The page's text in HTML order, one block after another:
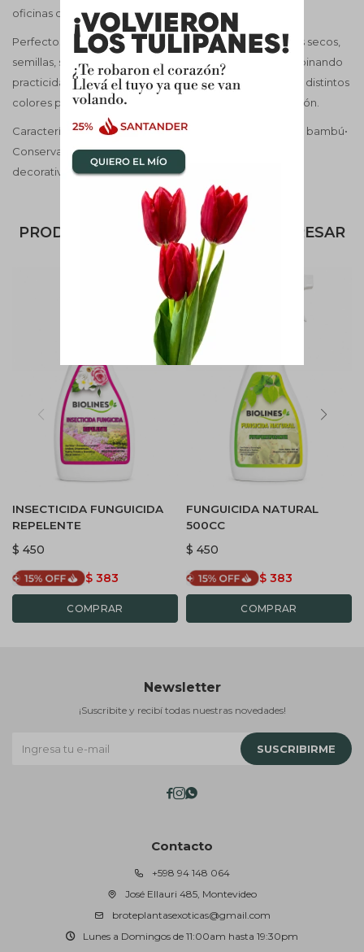
oficinas o diferentes espacios del hogar.
Perfectos para guardar café, azúcar, té, especias, frutos secos,
semillas, snacks o pequeños accesorios de jardín, combinando
practicidad y estilo en un solo producto. Disponibles en distintos
colores para adaptarse a diferentes estilos de decoración.
Características:• Material: Cerámica• Tapa hermética de bambú•
Conserva la frescura del contenido• Diseño moderno y
decorativo• Ideal para cocina y organización del hogar
PRODUCTOS QUE TE PUEDEN INTERESAR
INSECTICIDA FUNGUICIDA
REPELENTE
$ 450
$ 383
FUNGUICIDA NATURAL
500CC
$ 450
$ 383
Contacto
+598 94 148 064
José Ellauri 485, Montevideo
broteplantasexoticas@gmail.com
Lunes a Domingos de 11:00am hasta 19:30pm
Newsletter
¡Suscribite y recibí todas nuestras novedades!
SUSCRIBIRME
